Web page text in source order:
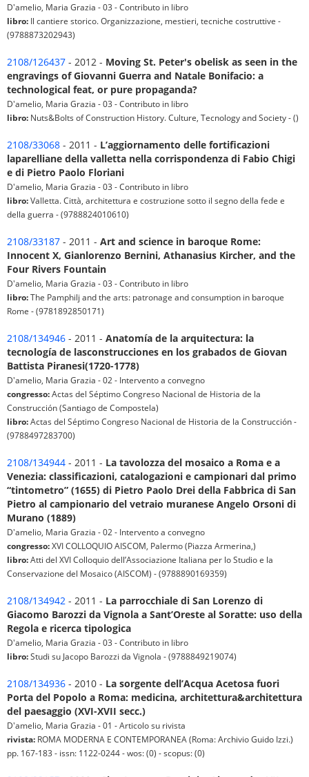
D'amelio, Maria Grazia - 03 - Contributo in libro
libro: Il cantiere storico. Organizzazione, mestieri, tecniche costruttive -
(9788873202943)
2108/126437 - 2012 - Moving St. Peter's obelisk as seen in the
engravings of Giovanni Guerra and Natale Bonifacio: a
technological feat, or pure propaganda?
D'amelio, Maria Grazia - 03 - Contributo in libro
libro: Nuts&Bolts of Construction History. Culture, Tecnology and Society - ()
2108/33068 - 2011 - L’aggiornamento delle fortificazioni
laparelliane della valletta nella corrispondenza di Fabio Chigi
e di Pietro Paolo Floriani
D'amelio, Maria Grazia - 03 - Contributo in libro
libro:Valletta. Città, architettura e costruzione sotto il segno della fede e
della guerra - (9788824010610)
2108/33187 - 2011 - Art and science in baroque Rome:
Innocent X, Gianlorenzo Bernini, Athanasius Kircher, and the
Four Rivers Fountain
D'amelio, Maria Grazia - 03 - Contributo in libro
libro:The Pamphilj and the arts: patronage and consumption in baroque
Rome - (9781892850171)
2108/134946 - 2011 - Anatomía de la arquitectura: la
tecnología de lasconstrucciones en los grabados de Giovan
Battista Piranesi(1720-1778)
D'amelio, Maria Grazia - 02 - Intervento a convegno
congresso:Actas del Séptimo Congreso Nacional de Historia de la
Construcción (Santiago de Compostela)
libro:Actas del Séptimo Congreso Nacional de Historia de la Construcción -
(9788497283700)
2108/134944 - 2011 - La tavolozza del mosaico a Roma e a
Venezia: classificazioni, catalogazioni e campionari dal primo
“tintometro” (1655) di Pietro Paolo Drei della Fabbrica di San
Pietro al campionario del vetraio muranese Angelo Orsoni di
Murano (1889)
D'amelio, Maria Grazia - 02 - Intervento a convegno
congresso:XVI COLLOQUIO AISCOM, Palermo (Piazza Armerina,)
libro:Atti del XVI Colloquio dell’Associazione Italiana per lo Studio e la
Conservazione del Mosaico (AISCOM) - (9788890169359)
2108/134942 - 2011 - La parrocchiale di San Lorenzo di
Giacomo Barozzi da Vignola a Sant’Oreste al Soratte: uso della
Regola e ricerca tipologica
D'amelio, Maria Grazia - 03 - Contributo in libro
libro:Studi su Jacopo Barozzi da Vignola - (9788849219074)
2108/134936 - 2010 - La sorgente dell’Acqua Acetosa fuori
Porta del Popolo a Roma: medicina, architettura&architettura
del paesaggio (XVI-XVII secc.)
D'amelio, Maria Grazia - 01 - Articolo su rivista
rivista: ROMA MODERNA E CONTEMPORANEA (Roma: Archivio Guido Izzi.)
pp. 167-183 - issn: 1122-0244 - wos: (0) - scopus: (0)